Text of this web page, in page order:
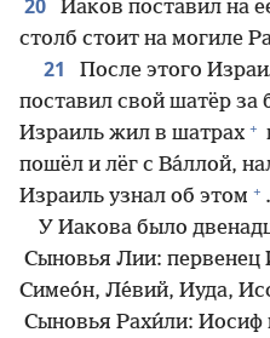
20
Иаков поставил на
столб стоит на могиле
21
После этого
поставил свой шатёр за
Израиль жил в шатрах +
пошёл и лёг с Ва́ллой,
Израиль узнал об этом + .
У Иакова было
Сыновья Лии: первенец
Симео́н, Ле́вий, Иуда,
Сыновья Рахи́ли: Иосиф